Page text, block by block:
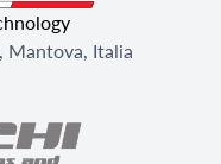
Mantova, Italia